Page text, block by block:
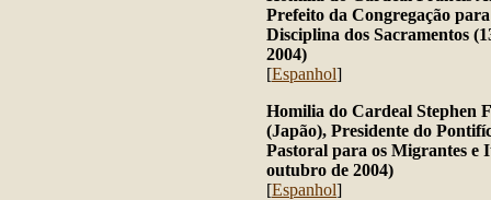
Prefeito da Congregação
Disciplina dos Sacramentos
2004)
[Espanhol]
Homilia do Cardeal Stephen
(Japão), Presidente do
Pastoral para os Migrantes e
outubro de 2004)
[Espanhol]